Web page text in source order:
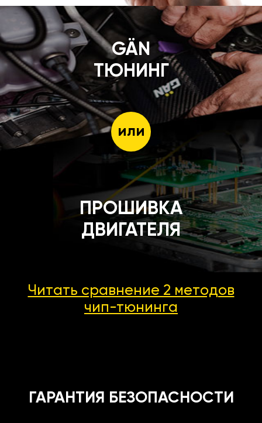
GÄN
ТЮНИНГ
или
ПРОШИВКА
ДВИГАТЕЛЯ
Читать сравнение 2 методов
чип-тюнинга
ГАРАНТИЯ БЕЗОПАСНОСТИ